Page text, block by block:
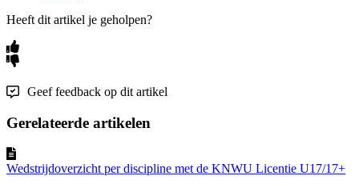
Heeft dit artikel je geholpen?
Geef feedback op dit artikel
Gerelateerde artikelen
Wedstrijdoverzicht per discipline met de KNWU Licentie U17/17+